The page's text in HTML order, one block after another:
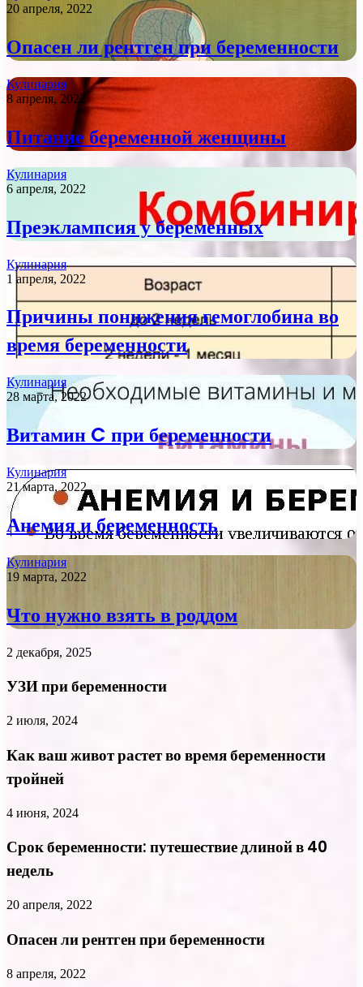
20 апреля, 2022
Опасен ли рентген при беременности
Кулинария
8 апреля, 2022
Питание беременной женщины
Кулинария
6 апреля, 2022
Преэклампсия у беременных
Кулинария
1 апреля, 2022
Причины понижения гемоглобина во
время беременности
Кулинария
28 марта, 2022
Витамин C при беременности
Кулинария
21 марта, 2022
Анемия и беременность
Кулинария
19 марта, 2022
Что нужно взять в роддом
2 декабря, 2025
УЗИ при беременности
2 июля, 2024
Как ваш живот растет во время беременности
тройней
4 июня, 2024
Срок беременности: путешествие длиной в 40
недель
20 апреля, 2022
Опасен ли рентген при беременности
8 апреля, 2022